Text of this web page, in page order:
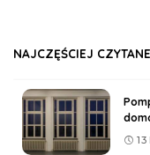
NAJCZĘŚCIEJ